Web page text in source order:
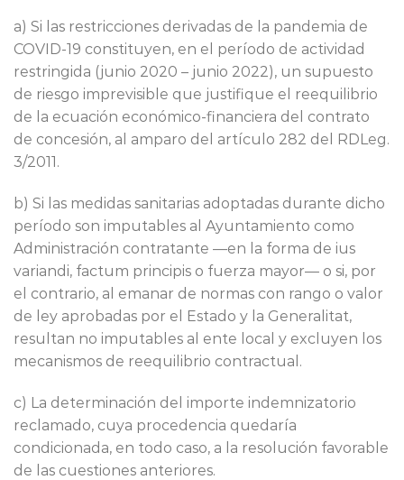
a) Si las restricciones derivadas de la pandemia de
COVID-19 constituyen, en el período de actividad
restringida (junio 2020 – junio 2022), un supuesto
de riesgo imprevisible que justifique el reequilibrio
de la ecuación económico-financiera del contrato
de concesión, al amparo del artículo 282 del RDLeg.
3/2011.
b) Si las medidas sanitarias adoptadas durante dicho
período son imputables al Ayuntamiento como
Administración contratante —en la forma de ius
variandi, factum principis o fuerza mayor— o si, por
el contrario, al emanar de normas con rango o valor
de ley aprobadas por el Estado y la Generalitat,
resultan no imputables al ente local y excluyen los
mecanismos de reequilibrio contractual.
c) La determinación del importe indemnizatorio
reclamado, cuya procedencia quedaría
condicionada, en todo caso, a la resolución favorable
de las cuestiones anteriores.